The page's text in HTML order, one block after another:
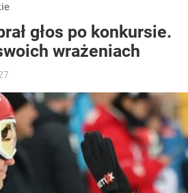
głos po konkursie.
wrażeniach